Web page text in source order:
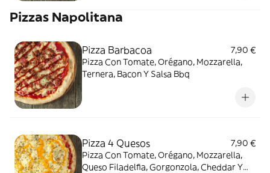
Pizzas Napolitana
Pizza Barbacoa
7,90 €
Pizza Con Tomate, Orégano, Mozzarella,
Ternera, Bacon Y Salsa Bbq
Pizza 4 Quesos
7,90 €
Pizza Con Tomate, Orégano, Mozzarella,
Queso Filadelfia, Gorgonzola, Cheddar Y